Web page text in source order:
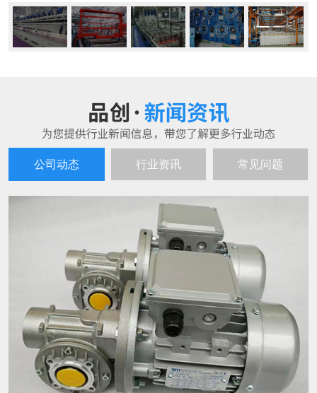
23
2023-08
减速机的使用寿命与哪些方面有关系呢？
减速机的使用寿命不只和减速机的质量有
关系，还和日常使用情况、工作环境有着
养维护，对于延长减速机的使用寿命，有
至关重要的联系。 首先是减速机的内部清
洁，减速机能够保持其正常运转的基本条
件就是保持其内部零件的整洁，任何则指
污物进入减速机内部都会影响并损坏其转
动系
减速机四大使用技巧： 一、工作中,当发现
油温温升超过80℃或油池温度超过100℃及
产生不正常的噪声等现象时应停止使用,检
查原因,必须排除故障,更换润滑油后,方可继
续运转。 二、换油时要等待减速机冷却下
来无燃烧危险为止,但仍应保持温热,因为完
全冷却后,油的粘度增大,放油困难.注意:要
切断传动装
2021-03
国外减速机抢占市场 中国减速机需加快自主研发的步伐
齿轮减速机是比较常见的减速机，就目前
发展的状况来看，我国的齿轮减速机从进
入我国发展的起始到今天，变化并不大，
生产制造的模式并没有得到很大的改变，
针对这样的情况，国外的许多齿轮减速机
企业依靠技术、管理、资金等方面的优势
15
各个类型减速机使用哪些润滑油？
1、卧式摆线减速机在正常情况下采用油池